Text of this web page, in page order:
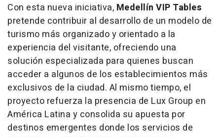
Con esta nueva iniciativa, Medellín VIP Tables
pretende contribuir al desarrollo de un modelo de
turismo más organizado y orientado a la
experiencia del visitante, ofreciendo una
solución especializada para quienes buscan
acceder a algunos de los establecimientos más
exclusivos de la ciudad. Al mismo tiempo, el
proyecto refuerza la presencia de Lux Group en
América Latina y consolida su apuesta por
destinos emergentes donde los servicios de